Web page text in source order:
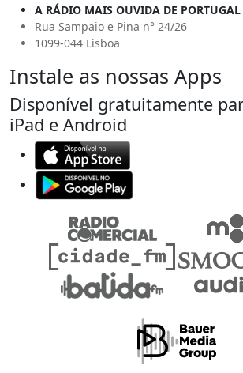
A RÁDIO MAIS OUVIDA DE PORTUGAL
Rua Sampaio e Pina n° 24/26
1099-044 Lisboa
Instale as nossas Apps
Disponível gratuitamente
iPad e Android